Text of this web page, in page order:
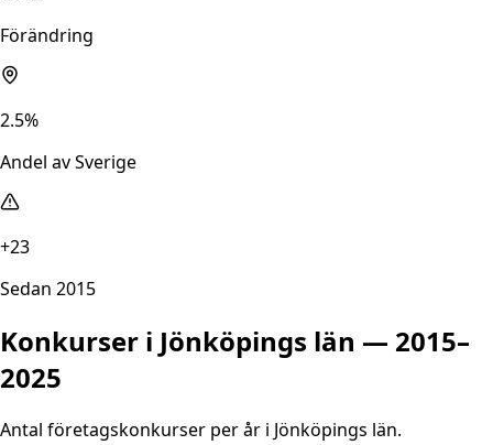
Förändring
2.5%
Andel av Sverige
+23
Sedan 2015
Konkurser i Jönköpings län — 2015–
2025
Antal företagskonkurser per år i Jönköpings län.